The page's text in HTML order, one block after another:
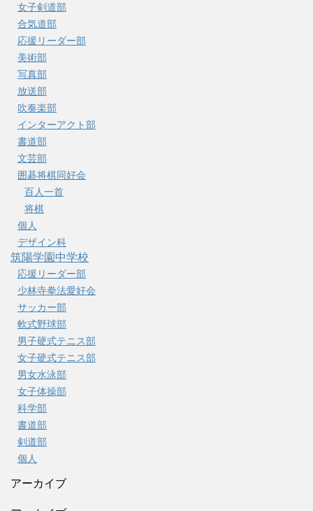
女子剣道部
合気道部
応援リーダー部
美術部
写真部
放送部
吹奏楽部
インターアクト部
書道部
文芸部
囲碁将棋同好会
百人一首
将棋
個人
デザイン科
筑陽学園中学校
応援リーダー部
少林寺拳法愛好会
サッカー部
軟式野球部
男子硬式テニス部
女子硬式テニス部
男女水泳部
女子体操部
科学部
書道部
剣道部
個人
アーカイブ